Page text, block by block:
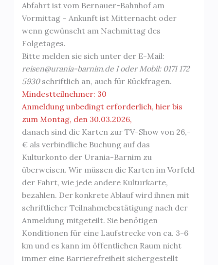
Abfahrt ist vom Bernauer-Bahnhof am
Vormittag – Ankunft ist Mitternacht oder
wenn gewünscht am Nachmittag des
Folgetages.
Bitte melden sie sich unter der E-Mail:
reisen@urania-barnim.de I oder Mobil: 0171 172
5930schriftlich an, auch für Rückfragen.
Mindestteilnehmer: 30
Anmeldung unbedingt erforderlich, hier bis
zum Montag, den 30.03.2026,
danach sind die Karten zur TV-Show von 26,-
€ als verbindliche Buchung auf das
Kulturkonto der Urania-Barnim zu
überweisen. Wir müssen die Karten im Vorfeld
der Fahrt, wie jede andere Kulturkarte,
bezahlen. Der konkrete Ablauf wird ihnen mit
schriftlicher Teilnahmebestätigung nach der
Anmeldung mitgeteilt. Sie benötigen
Konditionen für eine Laufstrecke von ca. 3-6
km und es kann im öffentlichen Raum nicht
immer eine Barrierefreiheit sichergestellt